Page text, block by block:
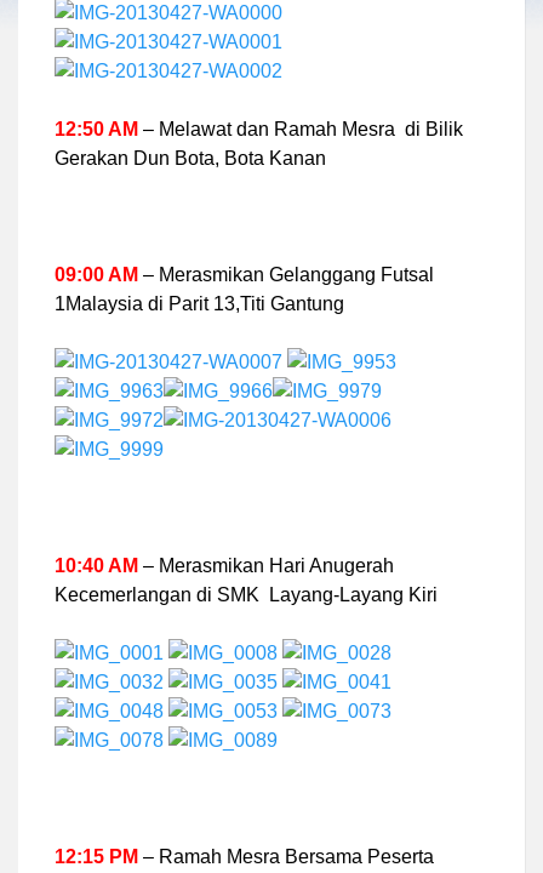
12:50 AM – Melawat dan Ramah Mesra di Bilik
Gerakan Dun Bota, Bota Kanan
09:00 AM – Merasmikan Gelanggang Futsal
1Malaysia di Parit 13,Titi Gantung
10:40 AM – Merasmikan Hari Anugerah
Kecemerlangan di SMK Layang-Layang Kiri
12:15 PM – Ramah Mesra Bersama Peserta